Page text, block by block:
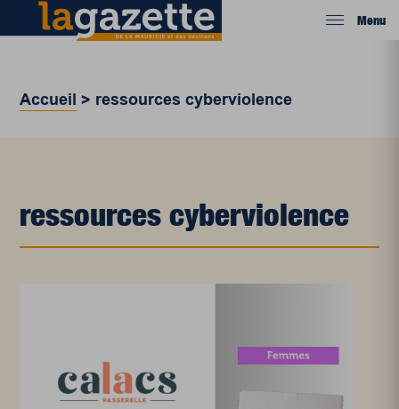
Menu
Accueil > ressources cyberviolence
ressources cyberviolence